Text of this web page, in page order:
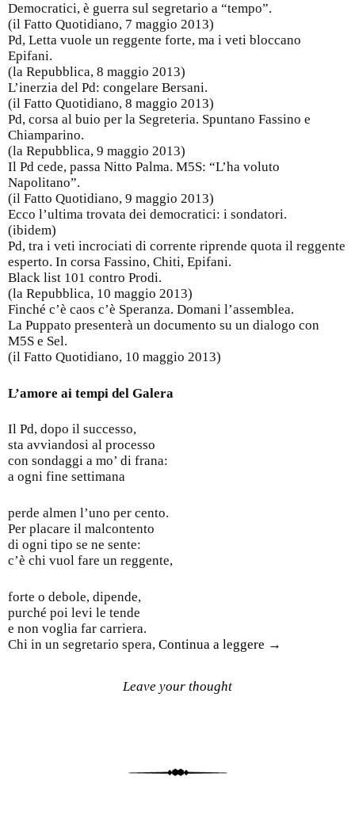
Democratici, è guerra sul segretario a “tempo”.
(il Fatto Quotidiano, 7 maggio 2013)
Pd, Letta vuole un reggente forte, ma i veti bloccano
Epifani.
(la Repubblica, 8 maggio 2013)
L’inerzia del Pd: congelare Bersani.
(il Fatto Quotidiano, 8 maggio 2013)
Pd, corsa al buio per la Segreteria. Spuntano Fassino e
Chiamparino.
(la Repubblica, 9 maggio 2013)
Il Pd cede, passa Nitto Palma. M5S: “L’ha voluto
Napolitano”.
(il Fatto Quotidiano, 9 maggio 2013)
Ecco l’ultima trovata dei democratici: i sondatori.
(ibidem)
Pd, tra i veti incrociati di corrente riprende quota il reggente
esperto. In corsa Fassino, Chiti, Epifani.
Black list 101 contro Prodi.
(la Repubblica, 10 maggio 2013)
Finché c’è caos c’è Speranza. Domani l’assemblea.
La Puppato presenterà un documento su un dialogo con
M5S e Sel.
(il Fatto Quotidiano, 10 maggio 2013)
L’amore ai tempi del Galera
Il Pd, dopo il successo,
sta avviandosi al processo
con sondaggi a mo’ di frana:
a ogni fine settimana
perde almen l’uno per cento.
Per placare il malcontento
di ogni tipo se ne sente:
c’è chi vuol fare un reggente,
forte o debole, dipende,
purché poi levi le tende
e non voglia far carriera.
Chi in un segretario spera, Continua a leggere →
Leave your thought